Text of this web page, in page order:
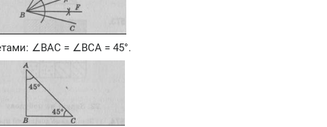
∠ВАС = ∠ВСА = 45°.